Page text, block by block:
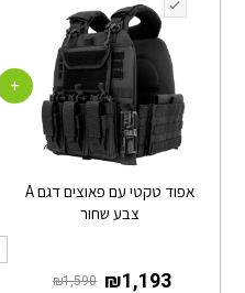
אפוד טקטי עם פאוצים דגם A
צבע שחור
‏1,590 ₪ ‏1,193 ₪
+